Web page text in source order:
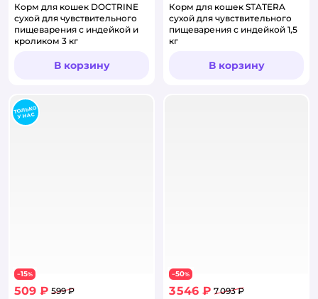
Корм для кошек DOCTRINE
сухой для чувствительного
пищеварения с индейкой и
кроликом 3 кг
В корзину
Корм для кошек STATERA
сухой для чувствительного
пищеварения с индейкой 1,5
кг
В корзину
−15%
509 ₽ 599 ₽
−50%
3 546 ₽ 7 093 ₽